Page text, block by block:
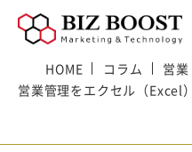
HOME コラム
営
営業管理をエクセル（Excel